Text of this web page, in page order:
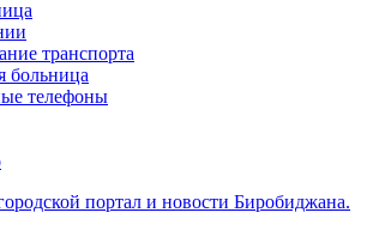
транспорта
больница
телефоны